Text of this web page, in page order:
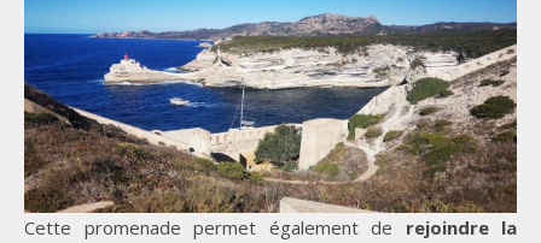
Cette promenade permet également de rejoindre la